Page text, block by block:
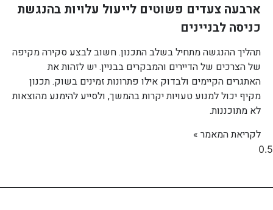
ארבעה צעדים פשוטים לייעול עלויות בהנגשת
כניסה לבניינים
תהליך ההנגשה מתחיל בשלב התכנון. חשוב לבצע סקירה מקיפה
של הצרכים של הדיירים והמבקרים בבניין. יש לזהות את
האתגרים הקיימים ולבדוק אילו פתרונות זמינים בשוק. תכנון
מקיף יכול למנוע טעויות יקרות בהמשך, ולסייע להימנע מהוצאות
לא מתוכננות.
לקריאת המאמר »